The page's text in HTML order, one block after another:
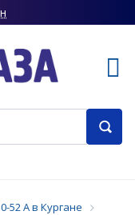
52 А в Кургане